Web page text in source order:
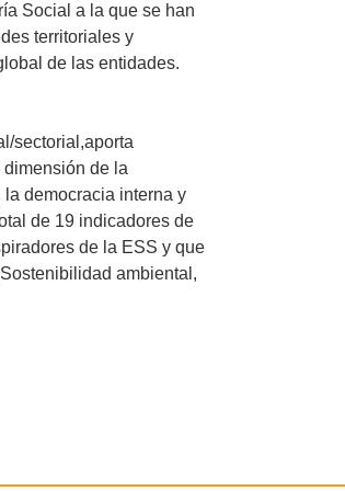
Social a la que se han
territoriales y
de las entidades.
sectorial,aporta
dimensión de la
democracia interna y
de 19 indicadores de
de la ESS y que
ambiental,